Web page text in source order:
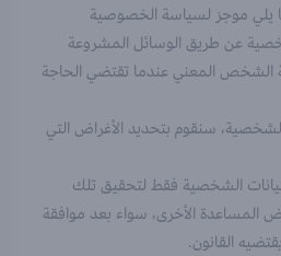
يلي موجز لسياسة الخصوصية
عن طريق الوسائل المشروعة
الشخص المعني عندما تقتضي الحاجة
الشخصية، سنقوم بتحديد الأغراض التي
الشخصية فقط لتحقيق تلك
المساعدة الأخرى، سواء بعد موافقة
القانون.